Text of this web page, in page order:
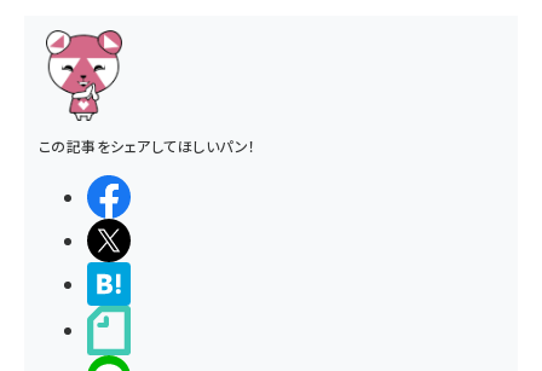
この記事をシェアしてほしいパン！